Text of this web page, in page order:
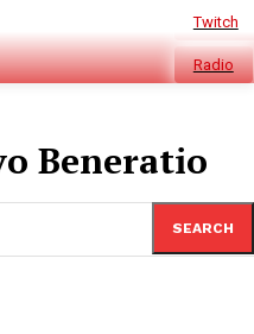
Twitch
Radio
Beneratio
SEARCH